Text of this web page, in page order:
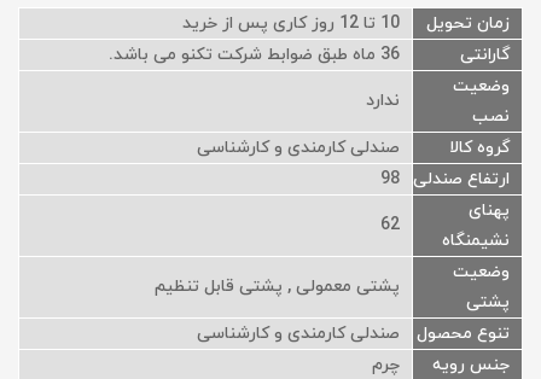
زمان تحویل
10 تا 12 روز کاری پس از خرید
گارانتی
36 ماه طبق ضوابط شرکت تکنو می باشد.
وضعیت
نصب
ندارد
گروه کالا
صندلی کارمندی و کارشناسی
ارتفاع صندلی 98
پهنای
نشیمنگاه
62
وضعیت
پشتی
پشتی معمولی , پشتی قابل تنظیم
تنوع محصول
صندلی کارمندی و کارشناسی
جنس رویه
چرم